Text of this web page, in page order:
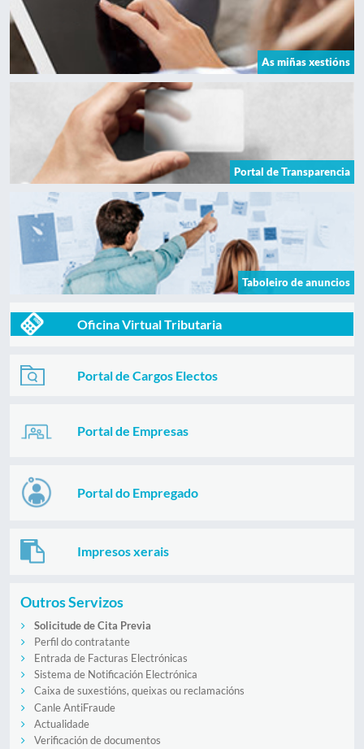
As miñas xestións
Portal de Transparencia
Taboleiro de anuncios
Oficina Virtual Tributaria
Portal de Cargos Electos
Portal de Empresas
Portal do Empregado
Impresos xerais
Outros Servizos
Solicitude de Cita Previa
Perfil do contratante
Entrada de Facturas Electrónicas
Sistema de Notificación Electrónica
Caixa de suxestións, queixas ou reclamacións
Canle AntiFraude
Actualidade
Verificación de documentos